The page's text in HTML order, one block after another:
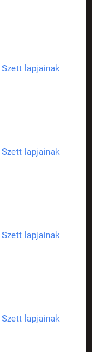
Szett lapjainak
Szett lapjainak
Szett lapjainak
Szett lapjainak